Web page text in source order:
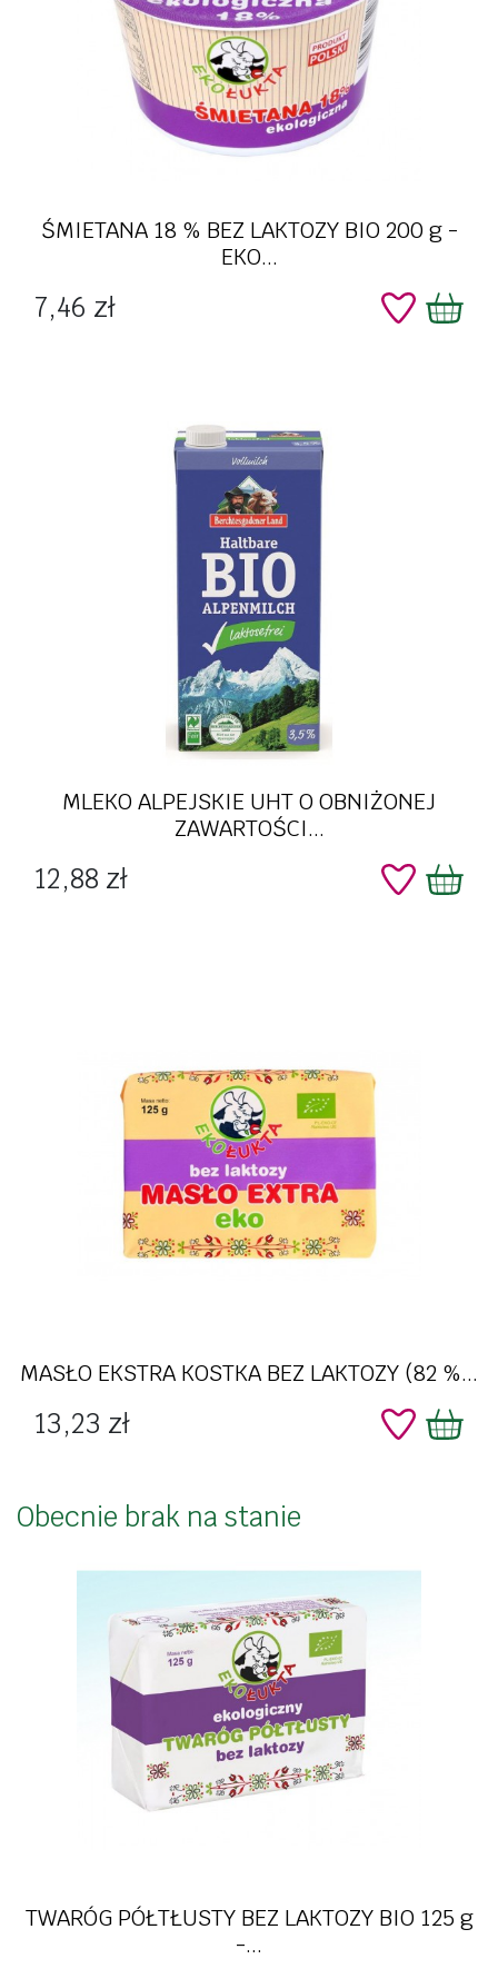
ŚMIETANA 18 % BEZ LAKTOZY BIO 200 g -
EKO...
Cena
7,46 zł
MLEKO ALPEJSKIE UHT O OBNIŻONEJ
ZAWARTOŚCI...
Cena
12,88 zł
MASŁO EKSTRA KOSTKA BEZ LAKTOZY (82 %...
Cena
13,23 zł
TWARÓG PÓŁTŁUSTY BEZ LAKTOZY BIO 125 g
-...
Obecnie brak na stanie